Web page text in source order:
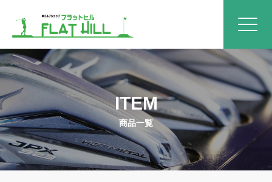
ITEM
商品一覧